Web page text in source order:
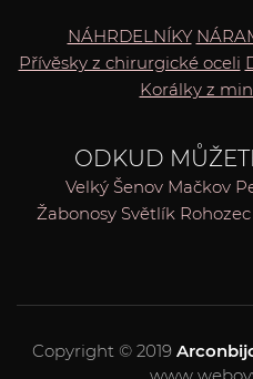
NÁHRDELNÍKY
Přívěsky z chirurgické oceli
Korálky z
ODKUD
Velký Šenov Mačkov
Žabonosy Světlík Rohozec
Copyright © 2019